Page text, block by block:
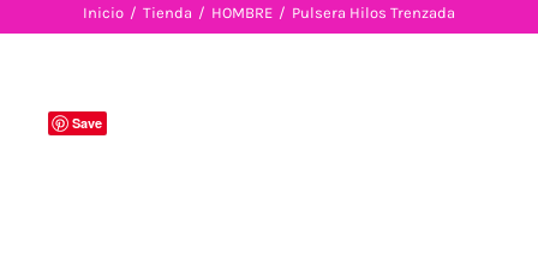
Inicio / Tienda / HOMBRE / Pulsera Hilos Trenzada
Save